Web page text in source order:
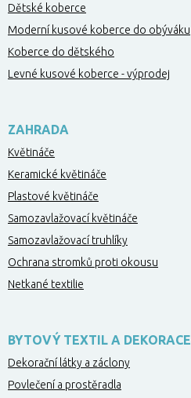
Dětské koberce
Moderní kusové koberce do obýváku
Koberce do dětského
Levné kusové koberce - výprodej
ZAHRADA
Květináče
Keramické květináče
Plastové květináče
Samozavlažovací květináče
Samozavlažovací truhlíky
Ochrana stromků proti okousu
Netkané textilie
BYTOVÝ TEXTIL A DEKORACE
Dekorační látky a záclony
Povlečení a prostěradla